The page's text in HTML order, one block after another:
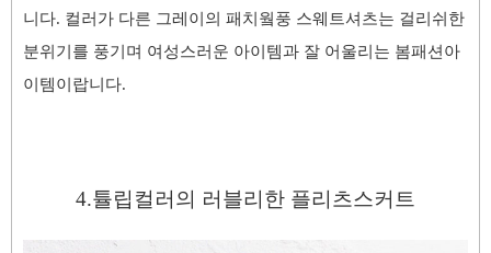
니다. 컬러가 다른 그레이의 패치웤풍 스웨트셔츠는 걸리쉬한
분위기를 풍기며 여성스러운 아이템과 잘 어울리는 봄패션아
이템이랍니다.
4.튤립컬러의 러블리한 플리츠스커트